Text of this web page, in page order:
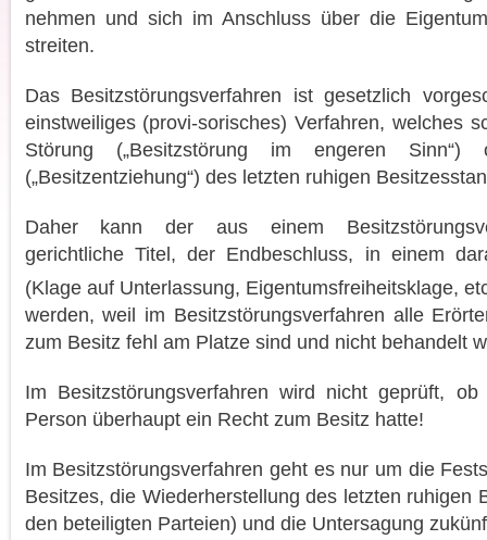
nehmen und sich im Anschluss über die
streiten.
Das Besitzstörungsverfahren ist gesetzlich
einstweiliges (provi-sorisches) Verfahren, welches
Störung („Besitzstörung im engeren Sinn“)
(„Besitzentziehung“) des letzten ruhigen
Daher kann der aus einem
gerichtliche Titel, der Endbeschluss, in einem
(Klage auf Unterlassung, Eigentumsfreiheitsklage,
werden, weil im Besitzstörungsverfahren alle
zum Besitz fehl am Platze sind und nicht behandelt
Im Besitzstörungsverfahren wird nicht geprüft,
Person überhaupt ein Recht zum Besitz hatte!
Im Besitzstörungsverfahren geht es nur um die
Besitzes, die Wiederherstellung des letzten ruhigen
den beteiligten Parteien) und die Untersagung